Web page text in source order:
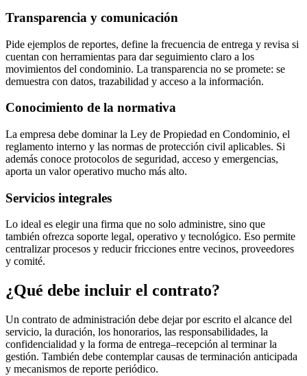
Transparencia y comunicación
Pide ejemplos de reportes, define la frecuencia de entrega y revisa si
cuentan con herramientas para dar seguimiento claro a los
movimientos del condominio. La transparencia no se promete: se
demuestra con datos, trazabilidad y acceso a la información.
Conocimiento de la normativa
La empresa debe dominar la Ley de Propiedad en Condominio, el
reglamento interno y las normas de protección civil aplicables. Si
además conoce protocolos de seguridad, acceso y emergencias,
aporta un valor operativo mucho más alto.
Servicios integrales
Lo ideal es elegir una firma que no solo administre, sino que
también ofrezca soporte legal, operativo y tecnológico. Eso permite
centralizar procesos y reducir fricciones entre vecinos, proveedores
y comité.
¿Qué debe incluir el contrato?
Un contrato de administración debe dejar por escrito el alcance del
servicio, la duración, los honorarios, las responsabilidades, la
confidencialidad y la forma de entrega–recepción al terminar la
gestión. También debe contemplar causas de terminación anticipada
y mecanismos de reporte periódico.